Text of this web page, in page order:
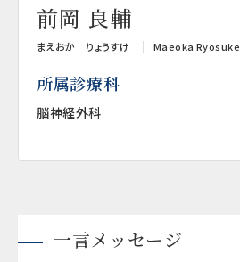
前岡 良輔
まえおか りょうすけ Maeoka Ryosuke
所属診療科
脳神経外科
一言メッセージ